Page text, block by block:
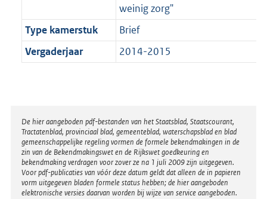
weinig zorg"
Type kamerstuk
Brief
Vergaderjaar
2014-2015
Disclaimer
De hier aangeboden pdf-bestanden van het Staatsblad, Staatscourant,
Tractatenblad, provinciaal blad, gemeenteblad, waterschapsblad en blad
gemeenschappelijke regeling vormen de formele bekendmakingen in de
zin van de Bekendmakingswet en de Rijkswet goedkeuring en
bekendmaking verdragen voor zover ze na 1 juli 2009 zijn uitgegeven.
Voor pdf-publicaties van vóór deze datum geldt dat alleen de in papieren
vorm uitgegeven bladen formele status hebben; de hier aangeboden
elektronische versies daarvan worden bij wijze van service aangeboden.